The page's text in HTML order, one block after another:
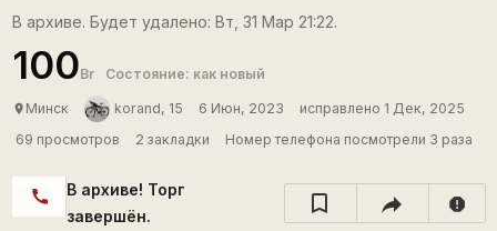
В архиве. Будет удалено: Вт, 31 Мар 21:22.
100Br Состояние: как новый
place Минск korand, 15 6 Июн, 2023
исправлено 1 Дек, 2025
69 просмотров
2 закладки Номер телефона посмотрели 3 раза
call
В архиве! Торг
завершён.
report